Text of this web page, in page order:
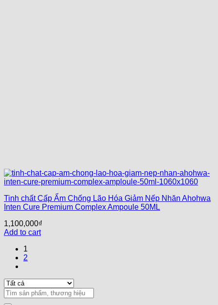
Tinh chất Cấp Ẩm Chống Lão Hóa Giảm Nếp Nhăn Ahohwa
Inten Cure Premium Complex Ampoule 50ML
1,100,000₫
Add to cart
1
2
Search
for: